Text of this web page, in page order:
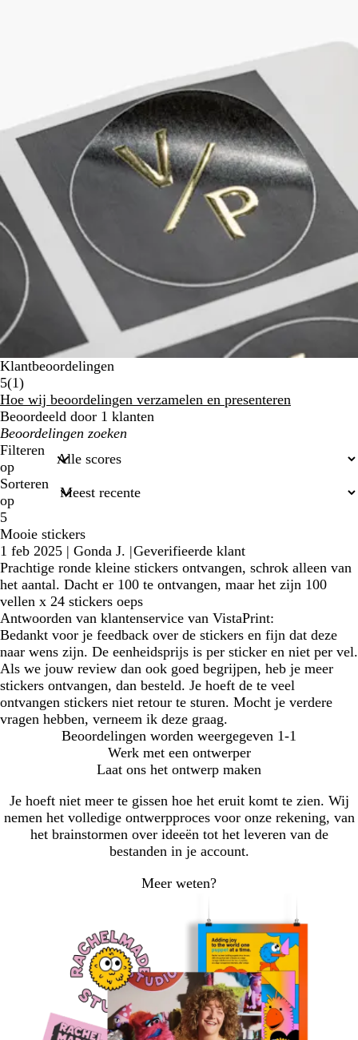
Klantbeoordelingen
5(11
klantbeoordelingen
)
Hoe wij beoordelingen verzamelen en presenteren
Beoordeeld door 1 klanten
Mijn
zoekopdrachten
Filteren
op
Sorteren
op
5
Mooie stickers
1 feb 2025 | Gonda J. |Geverifieerde klant
Prachtige ronde kleine stickers ontvangen, schrok alleen van
het aantal. Dacht er 100 te ontvangen, maar het zijn 100
vellen x 24 stickers oeps
Antwoorden van klantenservice van VistaPrint:
Bedankt voor je feedback over de stickers en fijn dat deze
naar wens zijn. De eenheidsprijs is per sticker en niet per vel.
Als we jouw review dan ook goed begrijpen, heb je meer
stickers ontvangen, dan besteld. Je hoeft de te veel
ontvangen stickers niet retour te sturen. Mocht je verdere
vragen hebben, verneem ik deze graag.
Beoordelingen worden weergegeven 1-1
Werk met een ontwerper
Laat ons het ontwerp maken
Je hoeft niet meer te gissen hoe het eruit komt te zien. Wij
nemen het volledige ontwerpproces voor onze rekening, van
het brainstormen over ideeën tot het leveren van de
bestanden in je account.
Meer weten?